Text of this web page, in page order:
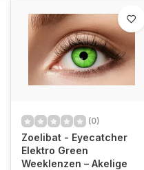
(0)
Zoelibat - Eyecatcher
Elektro Green
Weeklenzen – Akelige